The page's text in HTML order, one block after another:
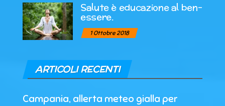
Salute è educazione al ben-
essere.
1 Ottobre 2018
ARTICOLI RECENTI
Campania, allerta meteo gialla per